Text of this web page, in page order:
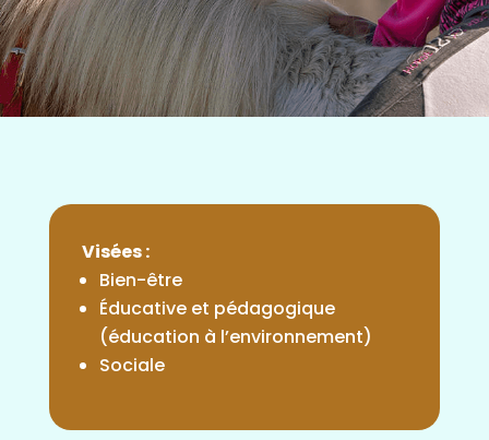
Visées :
Bien-être
Éducative et pédagogique
(éducation à l’environnement)
Sociale